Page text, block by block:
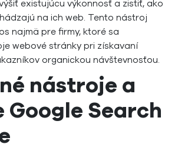
existujúcu výkonnosť a zistiť, ako
na ich web. Tento nástroj
najmä pre firmy, ktoré sa
webové stránky pri získavaní
organickou návštevnosťou.
nástroje a
Search